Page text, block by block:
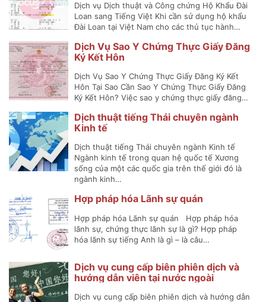
Dịch vụ Dịch thuật và Công chứng Hộ Khẩu Đài
Loan sang Tiếng Việt Khi cần sử dụng hộ khẩu
Đài Loan tại Việt Nam cho các thủ tục hành…
Dịch Vụ Sao Y Chứng Thực Giấy Đăng
Ký Kết Hôn
Dịch Vụ Sao Y Chứng Thực Giấy Đăng Ký Kết
Hôn Tại Sao Cần Sao Y Chứng Thực Giấy Đăng
Ký Kết Hôn? Việc sao y chứng thực giấy đăng…
Dịch thuật tiếng Thái chuyên ngành
Kinh tế
Dịch thuật tiếng Thái chuyên ngành Kinh tế
Ngành kinh tế trong quan hệ quốc tế Xương
sống của một các quốc gia trên thế giới đó là
ngành kinh…
Hợp pháp hóa Lãnh sự quán
Hợp pháp hóa Lãnh sự quán Hợp pháp hóa
lãnh sự, chứng thực lãnh sự là gì? Hợp pháp
hóa lãnh sự tiếng Anh là gì – là câu…
Dịch vụ cung cấp biên phiên dịch và
hướng dẫn viên tại nước ngoài
Dịch vụ cung cấp biên phiên dịch và hướng dẫn